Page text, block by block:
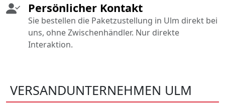
Persönlicher Kontakt
Sie bestellen die Paketzustellung in Ulm direkt bei
uns, ohne Zwischenhändler. Nur direkte
Interaktion.
VERSANDUNTERNEHMEN ULM